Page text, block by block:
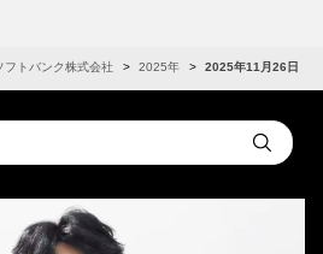
フトバンク株式会社 2025年 2025年11月26日
Submit